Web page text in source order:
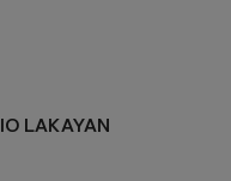
LAKAYAN